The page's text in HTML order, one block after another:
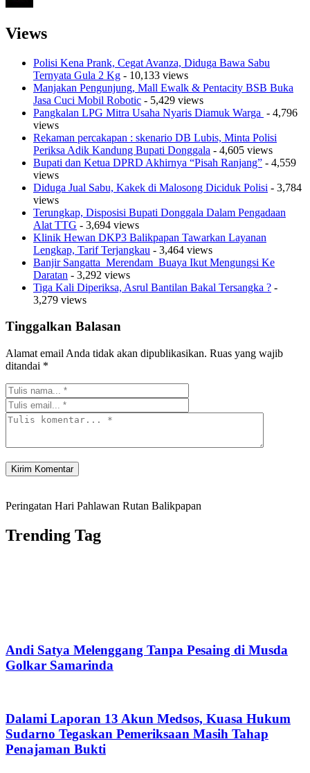
Views
Polisi Kena Prank, Cegat Avanza, Diduga Bawa Sabu
Ternyata Gula 2 Kg - 10,133 views
Manjakan Pengunjung, Mall Ewalk & Pentacity BSB Buka
Jasa Cuci Mobil Robotic - 5,429 views
Pangkalan LPG Mitra Usaha Nyaris Diamuk Warga - 4,796
views
Rekaman percakapan : skenario DB Lubis, Minta Polisi
Periksa Adik Kandung Bupati Donggala - 4,605 views
Bupati dan Ketua DPRD Akhirnya “Pisah Ranjang” - 4,559
views
Diduga Jual Sabu, Kakek di Malosong Diciduk Polisi - 3,784
views
Terungkap, Disposisi Bupati Donggala Dalam Pengadaan
Alat TTG - 3,694 views
Klinik Hewan DKP3 Balikpapan Tawarkan Layanan
Lengkap, Tarif Terjangkau - 3,464 views
Banjir Sangatta Merendam Buaya Ikut Mengungsi Ke
Daratan - 3,292 views
Tiga Kali Diperiksa, Asrul Bantilan Bakal Tersangka ? -
3,279 views
Tinggalkan Balasan
Alamat email Anda tidak akan dipublikasikan. Ruas yang wajib
ditandai *
Peringatan Hari Pahlawan Rutan Balikpapan
Trending Tag
Andi Satya Melenggang Tanpa Pesaing di Musda
Golkar Samarinda
Dalami Laporan 13 Akun Medsos, Kuasa Hukum
Sudarno Tegaskan Pemeriksaan Masih Tahap
Penajaman Bukti